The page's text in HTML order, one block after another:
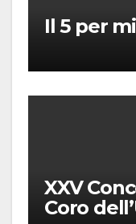
Il 5 per
XXV
Coro